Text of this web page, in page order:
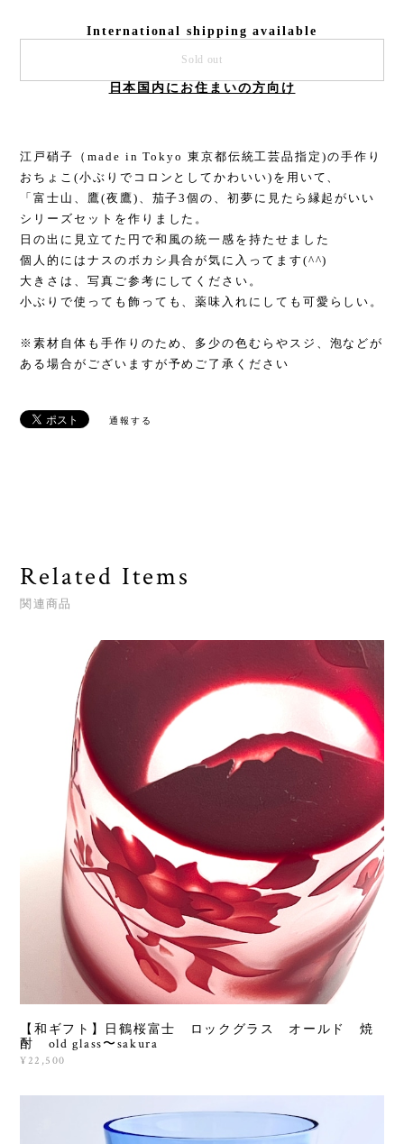
International shipping available
Sold out
日本国内にお住まいの方向け
江戸硝子（made in Tokyo 東京都伝統工芸品指定)の手作り
おちょこ(小ぶりでコロンとしてかわいい)を用いて、
「富士山、鷹(夜鷹)、茄子3個の、初夢に見たら縁起がいい
シリーズセットを作りました。
日の出に見立てた円で和風の統一感を持たせました
個人的にはナスのボカシ具合が気に入ってます(^^)
大きさは、写真ご参考にしてください。
小ぶりで使っても飾っても、薬味入れにしても可愛らしい。
※素材自体も手作りのため、多少の色むらやスジ、泡などが
ある場合がございますが予めご了承ください
通報する
Related Items
関連商品
【和ギフト】日鶴桜富士 ロックグラス オールド 焼
酎 old glass〜sakura
¥22,500